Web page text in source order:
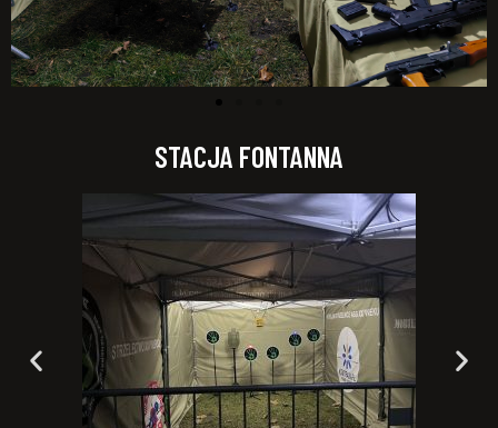
STACJA FONTANNA